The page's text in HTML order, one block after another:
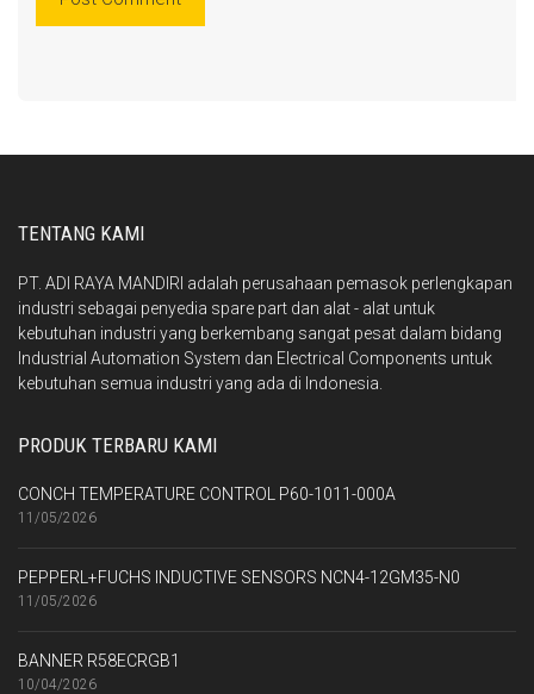
TENTANG KAMI
PT. ADI RAYA MANDIRI adalah perusahaan pemasok perlengkapan
industri sebagai penyedia spare part dan alat - alat untuk
kebutuhan industri yang berkembang sangat pesat dalam bidang
Industrial Automation System dan Electrical Components untuk
kebutuhan semua industri yang ada di Indonesia.
PRODUK TERBARU KAMI
CONCH TEMPERATURE CONTROL P60-1011-000A
11/05/2026
PEPPERL+FUCHS INDUCTIVE SENSORS NCN4-12GM35-N0
11/05/2026
BANNER R58ECRGB1
10/04/2026